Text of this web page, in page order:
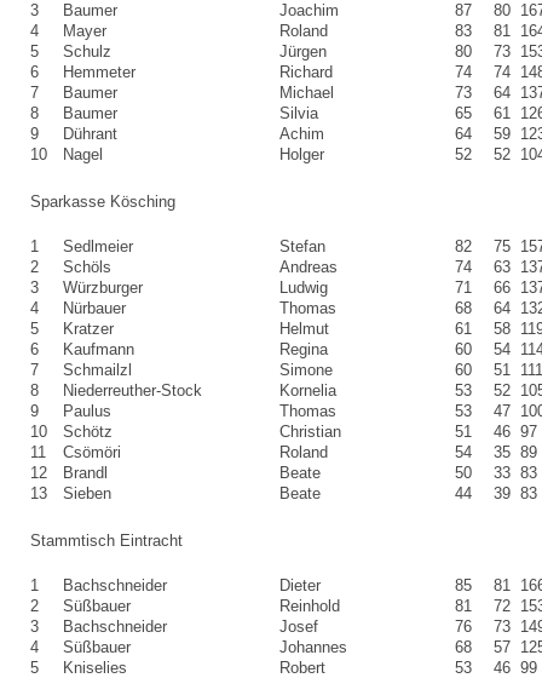
3
Baumer Joachim 87 80
4
Mayer Roland 83 81
5
Schulz Jürgen 80 73
6
Hemmeter Richard 74 74
7
Baumer Michael 73 64
8
Baumer Silvia 65 61
9
Dührant Achim 64 59
10
Nagel Holger 52 52
Sparkasse Kösching
1 Sedlmeier Stefan 82 75
2
Schöls Andreas 74 63
3
Würzburger Ludwig 71 66
4
Nürbauer Thomas 68 64
5
Kratzer Helmut 61 58
6
Kaufmann Regina 60 54
7
Schmailzl Simone 60 51
111
8
Niederreuther-Stock Kornelia 53 52
9
Paulus Thomas 53 47
10
Schötz Christian 51 46 97
11
Csömöri Roland 54 35 89
12
Brandl Beate 50 33 83
13
Sieben Beate 44 39 83
Stammtisch Eintracht
1 Bachschneider Dieter 85 81
2
Süßbauer Reinhold 81 72
3
Bachschneider Josef 76 73
4
Süßbauer Johannes 68 57
5
Kniselies Robert 53 46 99